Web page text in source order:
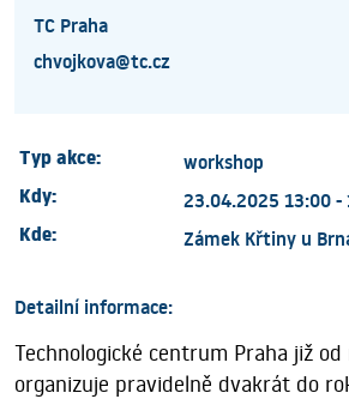
TC Praha
chvojkova@tc.cz
Typ akce: workshop
Kdy: 23.04.2025 13:00 -
Kde: Zámek Křtiny u
Detailní informace:
Technologické centrum Praha již
organizuje pravidelně dvakrát do